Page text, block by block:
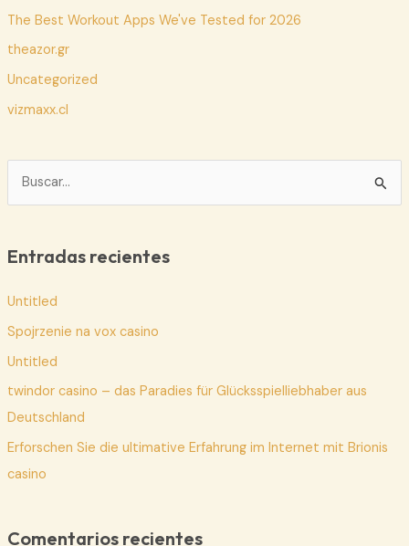
The Best Workout Apps We've Tested for 2026
theazor.gr
Uncategorized
vizmaxx.cl
c
r
p
o
r
:
Entradas recientes
Untitled
Spojrzenie na vox casino
Untitled
twindor casino – das Paradies für Glücksspielliebhaber aus
Deutschland
Erforschen Sie die ultimative Erfahrung im Internet mit Brionis
casino
Comentarios recientes